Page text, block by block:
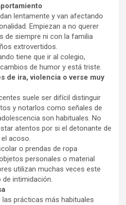
lentamente y van afectando
Empiezan a no querer
de siempre ni con la familia
extrovertidos.
tiene que ir al colegio,
de humor y está triste.
de ira, violencia o verse muy
suele ser difícil distinguir
y notarlos como señales de
son habituales. No
atentos por si el detonante de
acoso.
o prendas de ropa
personales o material
utilizan muchas veces este
intimidación.
las prácticas más habituales